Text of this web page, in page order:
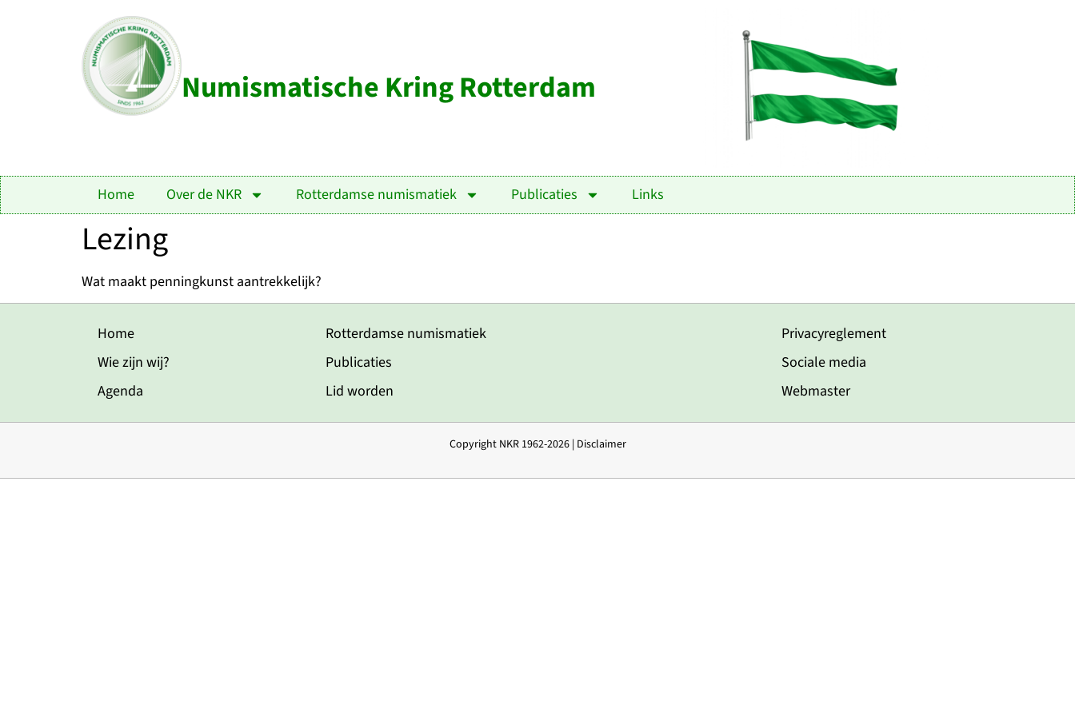
Numismatische Kring Rotterdam
Home Over de NKR Rotterdamse numismatiek Publicaties Links
Lezing
Wat maakt penningkunst aantrekkelijk?
Home
Wie zijn wij?
Agenda
Rotterdamse numismatiek
Publicaties
Lid worden
Privacyreglement
Sociale media
Webmaster
Copyright NKR 1962-2026 | Disclaimer